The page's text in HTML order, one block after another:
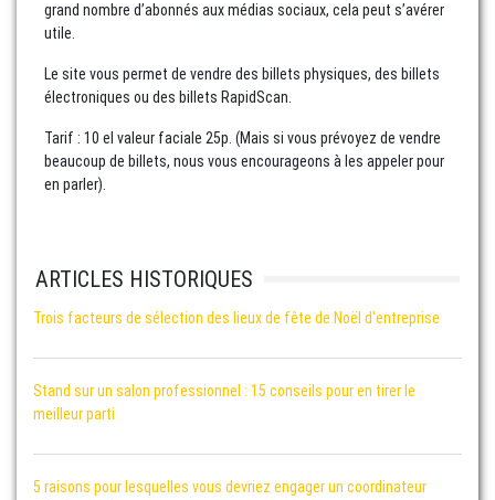
grand nombre d’abonnés aux médias sociaux, cela peut s’avérer
utile.
Le site vous permet de vendre des billets physiques, des billets
électroniques ou des billets RapidScan.
Tarif : 10 el valeur faciale 25p. (Mais si vous prévoyez de vendre
beaucoup de billets, nous vous encourageons à les appeler pour
en parler).
ARTICLES HISTORIQUES
Trois facteurs de sélection des lieux de fête de Noël d'entreprise
Stand sur un salon professionnel : 15 conseils pour en tirer le
meilleur parti
5 raisons pour lesquelles vous devriez engager un coordinateur